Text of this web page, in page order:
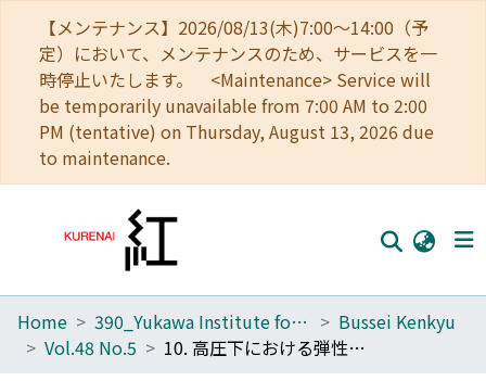
【メンテナンス】2026/08/13(木)7:00～14:00（予
定）において、メンテナンスのため、サービスを一
時停止いたします。 <Maintenance> Service will
be temporarily unavailable from 7:00 AM to 2:00
PM (tentative) on Thursday, August 13, 2026 due
to maintenance.
Home
Home 390_Yukawa Institute for Theoretical Physics
Bussei Kenkyu
Vol.48 No.5
10. 高圧下における弾性波速度の測定(大阪大学基礎工学研究科物理系専攻物性学分野,修士論文題目・アブストラクト(1986年度),その2)